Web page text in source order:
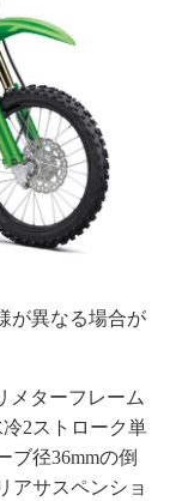
が異なる場合が
メターフレーム
2ストローク単
ブ径36mmの倒
アサスペンショ